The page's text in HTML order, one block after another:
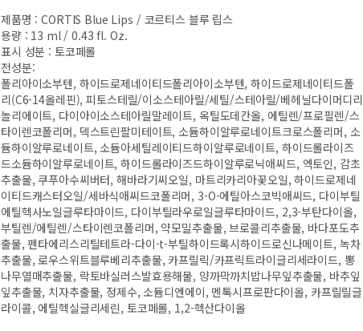
제품명 : CORTIS Blue Lips / 코르티스 블루 립스
용량 : 13 ml / 0.43 fl. Oz.
표시 성분 : 토코페롤
전성분:
폴리아이소부텐, 하이드로제네이티드폴리아이소부텐, 하이드로제네이티드폴
리(C6-14올레핀), 피토스테릴/이소스테아릴/세틸/스테아릴/베헤닐다이머디리
놀리에이트, 다이아이소스테아릴말레이트, 옥틸도데칸올, 에틸렌/프로필렌/스
타이렌코폴리머, 덱스트린팔미테이트, 소듐하이알루로네이트크로스폴리머, 소
듐하이알루로네이트, 소듐아세틸레이티드하이알루로네이트, 하이드롤라이즈
드소듐하이알루로네이트, 하이드롤라이즈드하이알루로닉애씨드, 엑토인, 감초
추출물, 쿠푸아수씨버터, 해바라기씨오일, 마트리카리아꽃오일, 하이드로제네
이티드캐스터오일/세바식애씨드코폴리머, 3-O-에틸아스코빅애씨드, 다이부틸
에틸헥사노일글루타마이드, 다이부틸라우로일글루타마이드, 2,3-부탄다이올,
부틸렌/에틸렌/스타이렌코폴리머, 약모밀추출물, 브로콜리추출물, 바다포도추
출물, 펜타에리스리틸테트라-다이-t-부틸하이드록시하이드로신나메이트, 녹차
추출물, 로우스위트블루베리추출물, 카프릴릭/카프릭트라이글리세라이드, 뽕
나무열매추출물, 락토바실러스발효용해물, 양까막까치밥나무잎추출물, 바추잎
잎추출물, 치자추출물, 정제수, 소듐디엔에이, 멘톡시프로판다이올, 카프릴릴글
라이콜, 에틸헥실글리세린, 토코페롤, 1,2-헥산다이올